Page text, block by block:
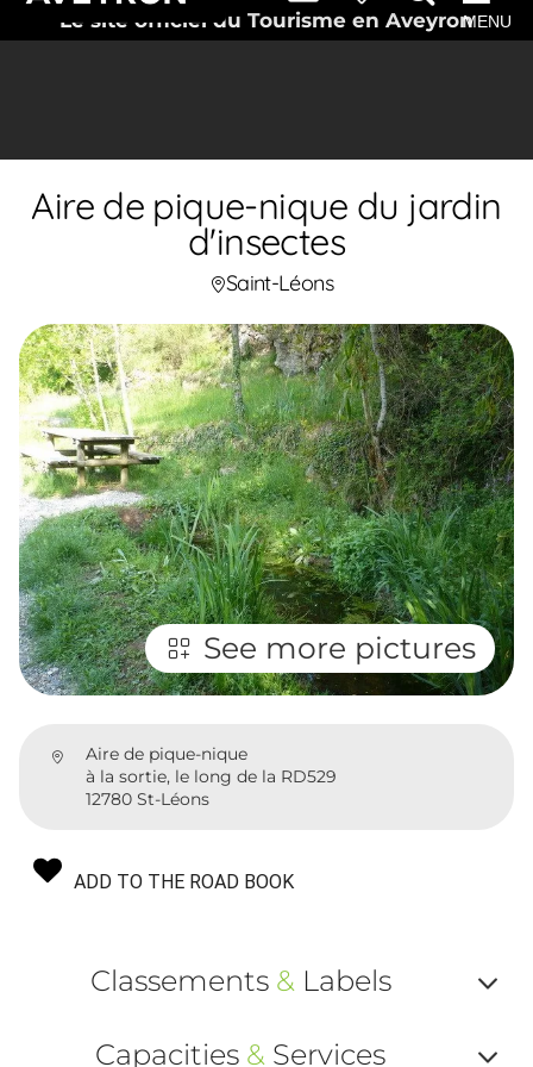
Le site officiel du Tourisme en AveyronMENU
Aire de pique-nique du jardin
d'insectes
Saint-Léons
See more pictures
Aire de pique-nique
à la sortie, le long de la RD529
12780 St-Léons
ADD TO THE ROAD BOOK
Classements &Labels
Capacities & Services